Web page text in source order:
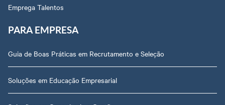
Emprega Talentos
PARA EMPRESA
Guia de Boas Práticas em Recrutamento e Seleção
Soluções em Educação Empresarial